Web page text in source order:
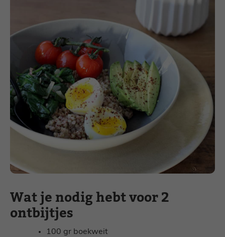
Wat je nodig hebt voor 2
ontbijtjes
100 gr boekweit